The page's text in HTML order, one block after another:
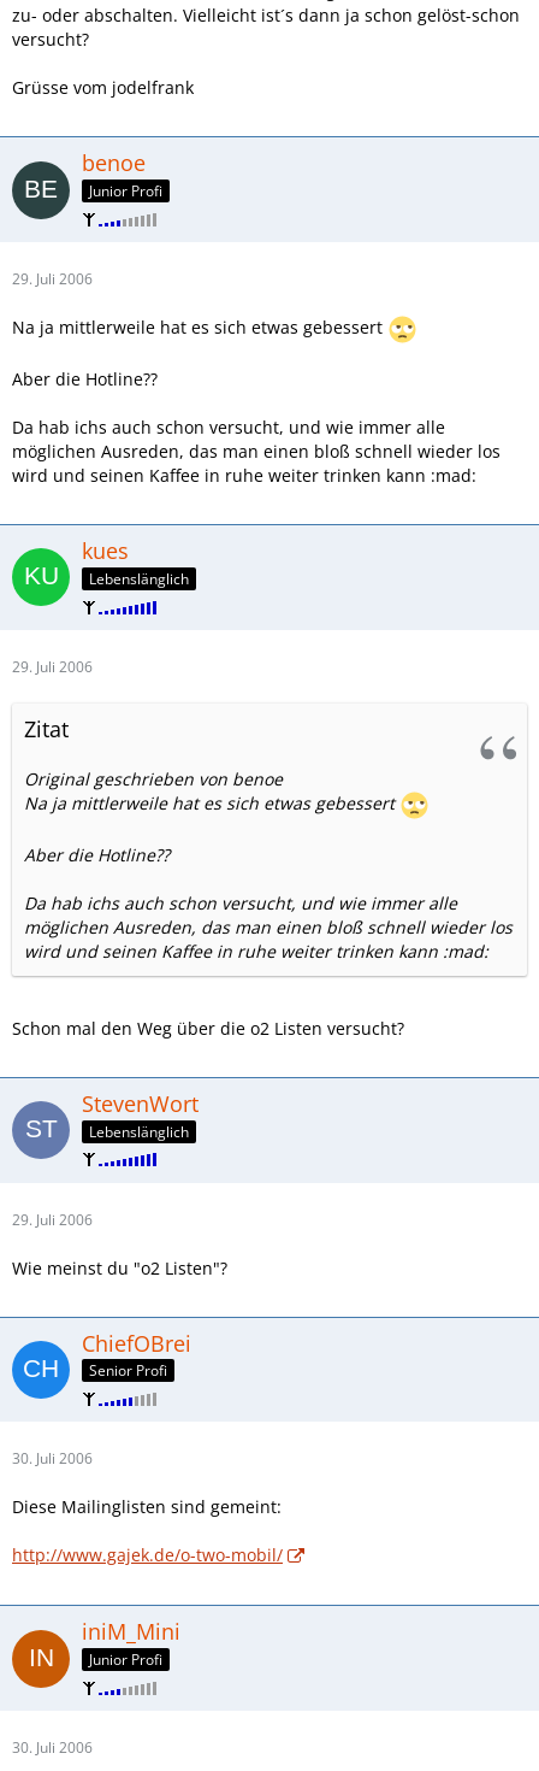
zu- oder abschalten. Vielleicht ist´s dann ja schon gelöst-schon
versucht?
Grüsse vom jodelfrank
benoe
Junior Profi
29. Juli 2006
Na ja mittlerweile hat es sich etwas gebessert
Aber die Hotline??
Da hab ichs auch schon versucht, und wie immer alle
möglichen Ausreden, das man einen bloß schnell wieder los
wird und seinen Kaffee in ruhe weiter trinken kann :mad:
kues
Lebenslänglich
29. Juli 2006
Zitat
Original geschrieben von benoe
Na ja mittlerweile hat es sich etwas gebessert
Aber die Hotline??
Da hab ichs auch schon versucht, und wie immer alle
möglichen Ausreden, das man einen bloß schnell wieder los
wird und seinen Kaffee in ruhe weiter trinken kann :mad:
Schon mal den Weg über die o2 Listen versucht?
StevenWort
Lebenslänglich
29. Juli 2006
Wie meinst du "o2 Listen"?
ChiefOBrei
Senior Profi
30. Juli 2006
Diese Mailinglisten sind gemeint:
http://www.gajek.de/o-two-mobil/
iniM_Mini
Junior Profi
30. Juli 2006